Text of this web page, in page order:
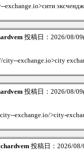
投稿日：2026/08/
city--exchange.io>city
投稿日：2026/08/
exchange.io/>city-
投稿日：2026/